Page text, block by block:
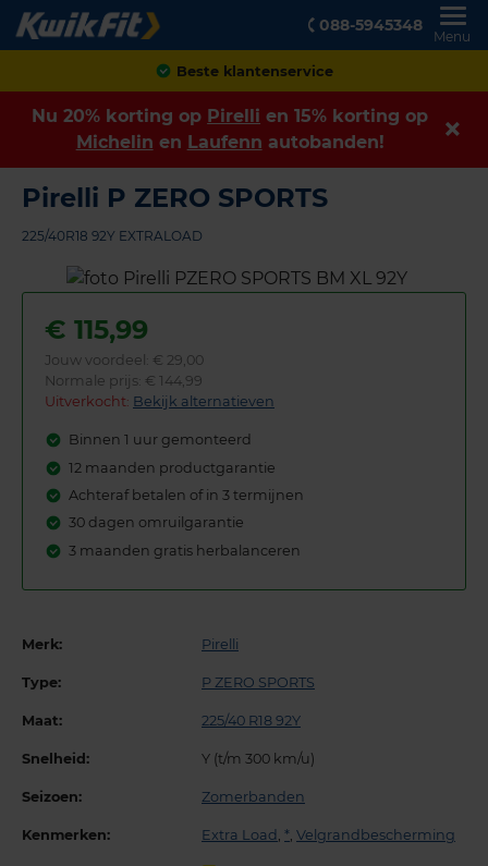
088-5945348
Menu
Achteraf betalen
Nu 20% korting op Pirelli en 15% korting op
Michelin en Laufenn autobanden!
Pirelli P ZERO SPORTS
225/40R18 92Y EXTRALOAD
€ 115,99
Jouw voordeel: € 29,00
Normale prijs: € 144,99
Uitverkocht: Bekijk alternatieven
Binnen 1 uur gemonteerd
12 maanden productgarantie
Achteraf betalen of in 3 termijnen
30 dagen omruilgarantie
3 maanden gratis herbalanceren
Merk: Pirelli
Type: P ZERO SPORTS
Maat: 225/40 R18 92Y
Snelheid: Y (t/m 300 km/u)
Seizoen: Zomerbanden
Kenmerken: Extra Load , *, Velgrandbescherming